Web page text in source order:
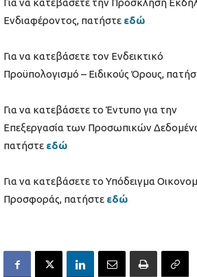
Για να κατεβάσετε την Πρόσκληση
Ενδιαφέροντος, πατήστε εδώ
Για να κατεβάσετε τον Ενδεικτικό
Προϋπολογισμό – Ειδικούς Όρους,
Για να κατεβάσετε το Έντυπο για την
Επεξεργασία των Προσωπικών
πατήστε εδώ
Για να κατεβάσετε το Υπόδειγμα
Προσφοράς, πατήστε εδώ